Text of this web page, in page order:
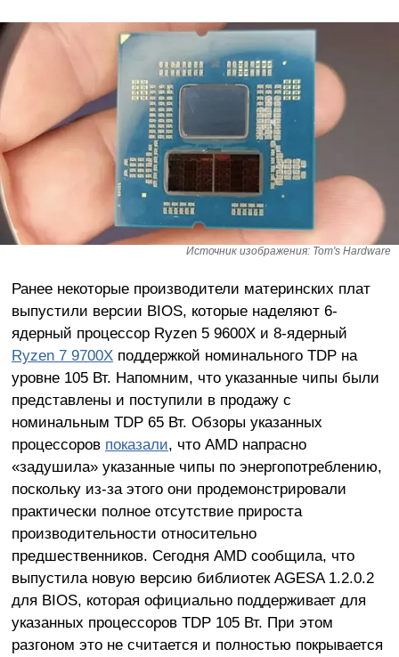
Источник изображения: Tom's Hardware
Ранее некоторые производители материнских плат
выпустили версии BIOS, которые наделяют 6-
ядерный процессор Ryzen 5 9600X и 8-ядерный
Ryzen 7 9700Xподдержкой номинального TDP на
уровне 105 Вт. Напомним, что указанные чипы были
представлены и поступили в продажу с
номинальным TDP 65 Вт. Обзоры указанных
процессоров показали, что AMD напрасно
«задушила» указанные чипы по энергопотреблению,
поскольку из-за этого они продемонстрировали
практически полное отсутствие прироста
производительности относительно
предшественников. Сегодня AMD сообщила, что
выпустила новую версию библиотек AGESA 1.2.0.2
для BIOS, которая официально поддерживает для
указанных процессоров TDP 105 Вт. При этом
разгоном это не считается и полностью покрывается